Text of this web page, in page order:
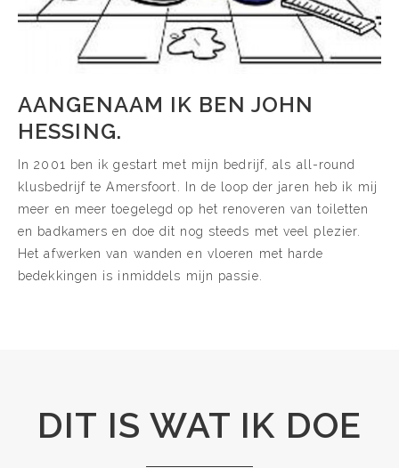
AANGENAAM IK BEN JOHN
HESSING.
In 2001 ben ik gestart met mijn bedrijf, als all-round
klusbedrijf te Amersfoort. In de loop der jaren heb ik mij
meer en meer toegelegd op het renoveren van toiletten
en badkamers en doe dit nog steeds met veel plezier.
Het afwerken van wanden en vloeren met harde
bedekkingen is inmiddels mijn passie.
DIT IS WAT IK DOE